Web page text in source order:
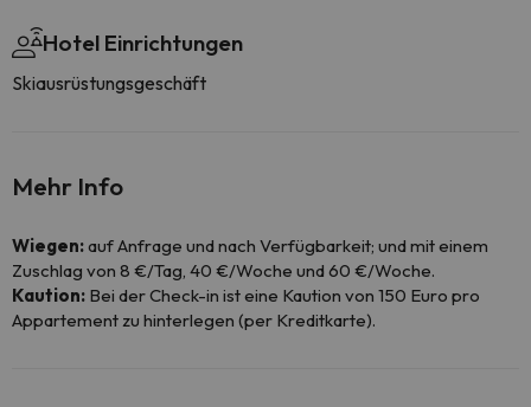
Hotel Einrichtungen
Skiausrüstungsgeschäft
Mehr Info
Wiegen:auf Anfrage und nach Verfügbarkeit; und mit einem
Zuschlag von 8 €/Tag, 40 €/Woche und 60 €/Woche.
Kaution: Bei der Check-in ist eine Kaution von 150 Euro pro
Appartement zu hinterlegen (per Kreditkarte).